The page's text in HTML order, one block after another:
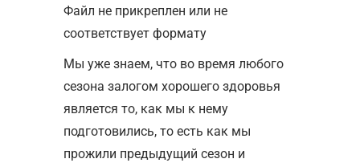
Файл не прикреплен или не
соответствует формату
Мы уже знаем, что во время любого
сезона залогом хорошего здоровья
является то, как мы к нему
подготовились, то есть как мы
прожили предыдущий сезон и